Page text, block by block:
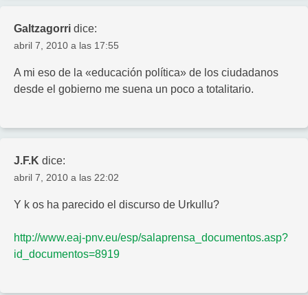
Galtzagorri dice:
abril 7, 2010 a las 17:55
A mi eso de la «educación política» de los ciudadanos
desde el gobierno me suena un poco a totalitario.
J.F.K dice:
abril 7, 2010 a las 22:02
Y k os ha parecido el discurso de Urkullu?
http://www.eaj-pnv.eu/esp/salaprensa_documentos.asp?
id_documentos=8919